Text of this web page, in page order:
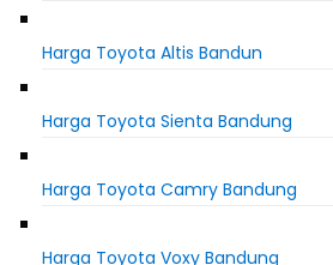
Harga Toyota Altis Bandun
Harga Toyota Sienta Bandung
Harga Toyota Camry Bandung
Harga Toyota Voxy Bandung